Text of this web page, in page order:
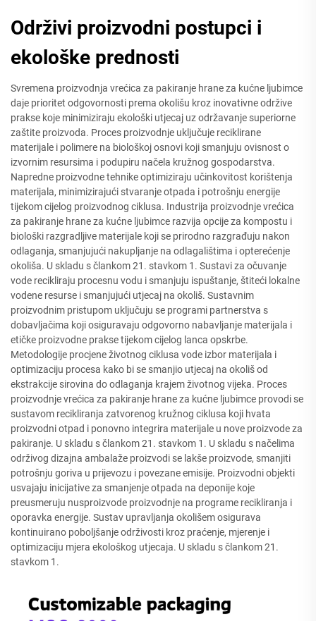
Održivi proizvodni postupci i
ekološke prednosti
Svremena proizvodnja vrećica za pakiranje hrane za kućne ljubimce
daje prioritet odgovornosti prema okolišu kroz inovativne održive
prakse koje minimiziraju ekološki utjecaj uz održavanje superiorne
zaštite proizvoda. Proces proizvodnje uključuje reciklirane
materijale i polimere na biološkoj osnovi koji smanjuju ovisnost o
izvornim resursima i podupiru načela kružnog gospodarstva.
Napredne proizvodne tehnike optimiziraju učinkovitost korištenja
materijala, minimizirajući stvaranje otpada i potrošnju energije
tijekom cijelog proizvodnog ciklusa. Industrija proizvodnje vrećica
za pakiranje hrane za kućne ljubimce razvija opcije za kompostu i
biološki razgradljive materijale koji se prirodno razgrađuju nakon
odlaganja, smanjujući nakupljanje na odlagalištima i opterećenje
okoliša. U skladu s člankom 21. stavkom 1. Sustavi za očuvanje
vode recikliraju procesnu vodu i smanjuju ispuštanje, štiteći lokalne
vodene resurse i smanjujući utjecaj na okoliš. Sustavnim
proizvodnim pristupom uključuju se programi partnerstva s
dobavljačima koji osiguravaju odgovorno nabavljanje materijala i
etičke proizvodne prakse tijekom cijelog lanca opskrbe.
Metodologije procjene životnog ciklusa vode izbor materijala i
optimizaciju procesa kako bi se smanjio utjecaj na okoliš od
ekstrakcije sirovina do odlaganja krajem životnog vijeka. Proces
proizvodnje vrećica za pakiranje hrane za kućne ljubimce provodi se
sustavom recikliranja zatvorenog kružnog ciklusa koji hvata
proizvodni otpad i ponovno integrira materijale u nove proizvode za
pakiranje. U skladu s člankom 21. stavkom 1. U skladu s načelima
održivog dizajna ambalaže proizvodi se lakše proizvode, smanjiti
potrošnju goriva u prijevozu i povezane emisije. Proizvodni objekti
usvajaju inicijative za smanjenje otpada na deponije koje
preusmeruju nusproizvode proizvodnje na programe recikliranja i
oporavka energije. Sustav upravljanja okolišem osigurava
kontinuirano poboljšanje održivosti kroz praćenje, mjerenje i
optimizaciju mjera ekološkog utjecaja. U skladu s člankom 21.
stavkom 1.